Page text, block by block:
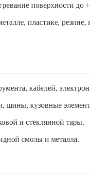
поверхности до
пластике, резине,
кабелей,
шины, кузовные
и стеклянной тары.
смолы и металла.